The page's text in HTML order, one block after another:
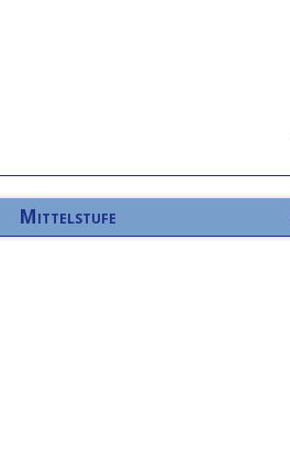
Mittelstufe